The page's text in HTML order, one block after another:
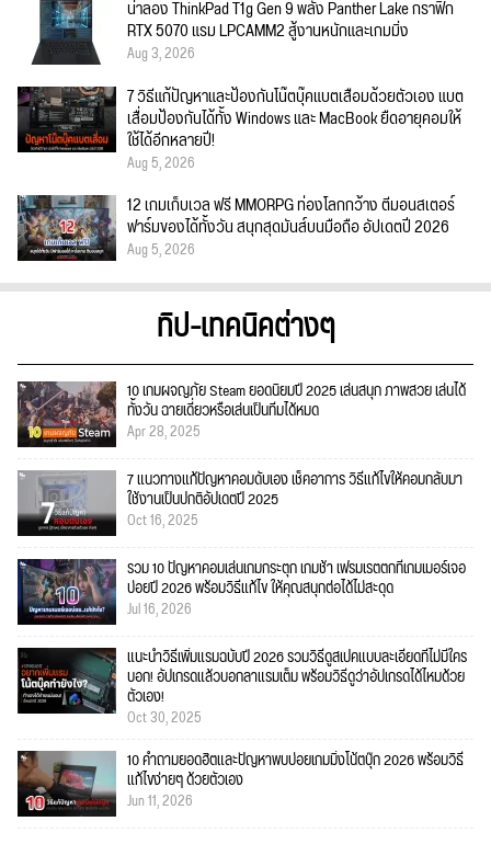
น่าลอง ThinkPad T1g Gen 9 พลัง Panther Lake กราฟิก
RTX 5070 แรม LPCAMM2 สู้งานหนักและเกมมิ่ง
Aug 3, 2026
7 วิธีแก้ปัญหาและป้องกันโน๊ตบุ๊คแบตเสื่อมด้วยตัวเอง แบต
เสื่อมป้องกันได้ทั้ง Windows และ MacBook ยืดอายุคอมให้
ใช้ได้อีกหลายปี!
Aug 5, 2026
12 เกมเก็บเวล ฟรี MMORPG ท่องโลกกว้าง ตีมอนสเตอร์
ฟาร์มของได้ทั้งวัน สนุกสุดมันส์บนมือถือ อัปเดตปี 2026
Aug 5, 2026
ทิป-เทคนิคต่างๆ
10 เกมผจญภัย Steam ยอดนิยมปี 2025 เล่นสนุก ภาพสวย เล่นได้
ทั้งวัน ฉายเดี่ยวหรือเล่นเป็นทีมได้หมด
Apr 28, 2025
7 แนวทางแก้ปัญหาคอมดับเอง เช็คอาการ วิธีแก้ไขให้คอมกลับมา
ใช้งานเป็นปกติอัปเดตปี 2025
Oct 16, 2025
รวม 10 ปัญหาคอมเล่นเกมกระตุก เกมช้า เฟรมเรตตกที่เกมเมอร์เจอ
บ่อยปี 2026 พร้อมวิธีแก้ไข ให้คุณสนุกต่อได้ไม่สะดุด
Jul 16, 2026
แนะนำวิธีเพิ่มแรมฉบับปี 2026 รวมวิธีดูสเปคแบบละเอียดที่ไม่มีใคร
บอก! อัปเกรดแล้วบอกลาแรมเต็ม พร้อมวิธีดูว่าอัปเกรดได้ไหมด้วย
ตัวเอง!
Oct 30, 2025
10 คำถามยอดฮิตและปัญหาพบบ่อยเกมมิ่งโน้ตบุ๊ก 2026 พร้อมวิธี
แก้ไขง่ายๆ ด้วยตัวเอง
Jun 11, 2026